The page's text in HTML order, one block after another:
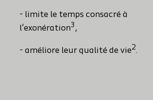
- limite le temps consacré à
l'exonération3 ,
- améliore leur qualité de vie2.